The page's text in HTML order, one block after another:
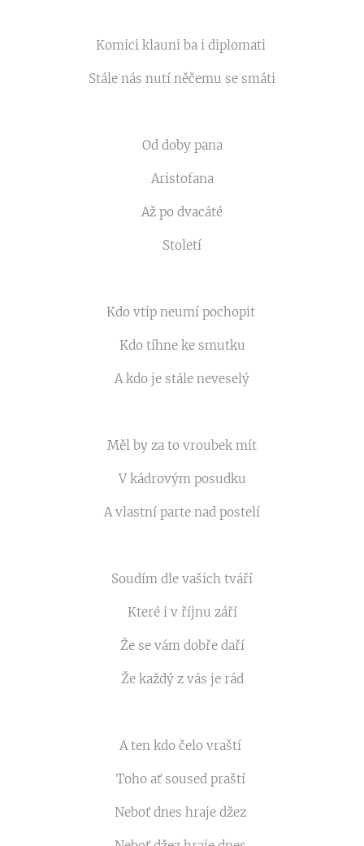
Komici klauni ba i diplomati
Stále nás nutí něčemu se smáti
Od doby pana
Aristofana
Až po dvacáté
Století
Kdo vtip neumí pochopit
Kdo tíhne ke smutku
A kdo je stále neveselý
Měl by za to vroubek mít
V kádrovým posudku
A vlastní parte nad postelí
Soudím dle vašich tváří
Které i v říjnu září
Že se vám dobře daří
Že každý z vás je rád
A ten kdo čelo vraští
Toho ať soused praští
Neboť dnes hraje džez